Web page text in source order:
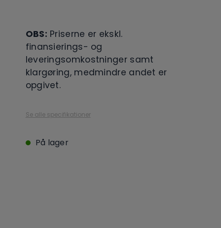
OBS: Priserne er ekskl.
finansierings- og
leveringsomkostninger samt
klargøring, medmindre andet er
opgivet.
Se alle specifikationer
På lager